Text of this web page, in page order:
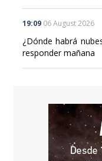
19:09 06 August 2026
¿Dónde habrá
responder mañana